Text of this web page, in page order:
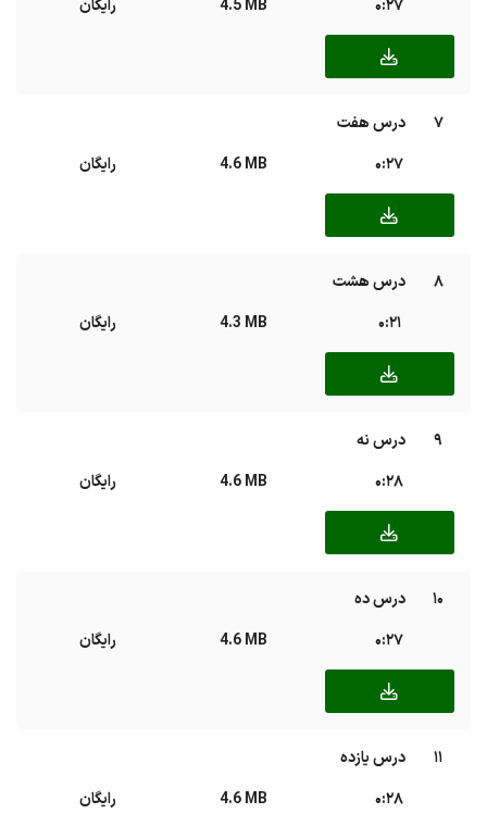
0:27
4.5 MB رایگان
7
درس هفت
0:27
4.6 MB رایگان
8
درس هشت
0:21
4.3 MB رایگان
9
درس نه
0:28
4.6 MB رایگان
10
درس ده
0:27
4.6 MB رایگان
11
درس یازده
0:28
4.6 MB رایگان